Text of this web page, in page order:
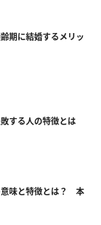
期に結婚するメリッ
する人の特徴とは
意味と特徴とは？ 本